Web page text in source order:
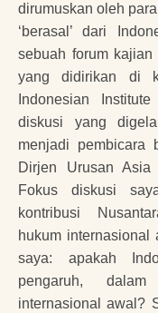
dirumuskan oleh
‘berasal’ dari
sebuah forum
yang didirikan di
Indonesian
diskusi yang
menjadi pembicara
Dirjen Urusan Asia
Fokus diskusi
kontribusi
hukum internasional
saya: apakah
pengaruh,
internasional awal?